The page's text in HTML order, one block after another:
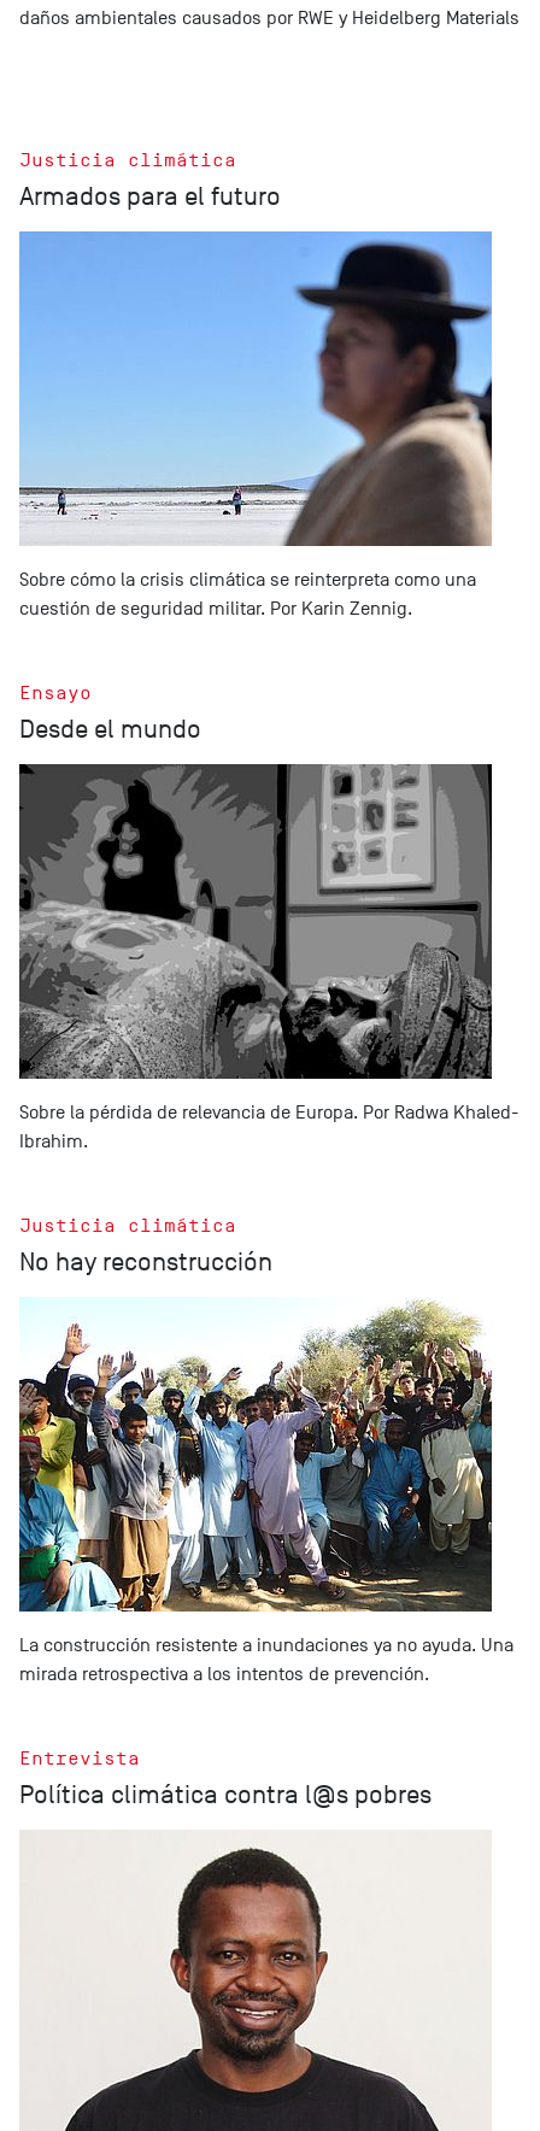
daños ambientales causados por RWE y Heidelberg Materials
Justicia climática
Armados para el futuro
Sobre cómo la crisis climática se reinterpreta como una
cuestión de seguridad militar. Por Karin Zennig.
Ensayo
Desde el mundo
Sobre la pérdida de relevancia de Europa. Por Radwa Khaled-
Ibrahim.
Justicia climática
No hay reconstrucción
La construcción resistente a inundaciones ya no ayuda. Una
mirada retrospectiva a los intentos de prevención.
Entrevista
Política climática contra l@s pobres